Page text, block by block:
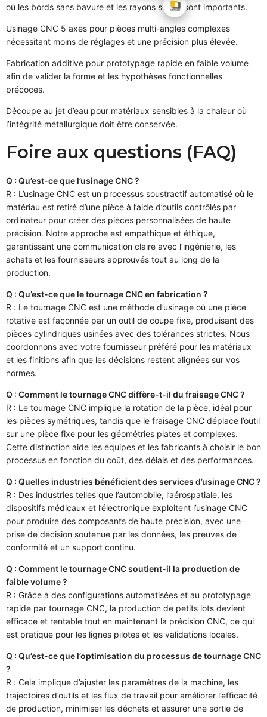
où les bords sans bavure et les rayons serrés sont importants.
Usinage CNC 5 axes pour pièces multi-angles complexes
nécessitant moins de réglages et une précision plus élevée.
Fabrication additive pour prototypage rapide en faible volume
afin de valider la forme et les hypothèses fonctionnelles
précoces.
Découpe au jet d’eau pour matériaux sensibles à la chaleur où
l’intégrité métallurgique doit être conservée.
Foire aux questions (FAQ)
Q : Qu’est-ce que l’usinage CNC ?
R : L’usinage CNC est un processus soustractif automatisé où le
matériau est retiré d’une pièce à l’aide d’outils contrôlés par
ordinateur pour créer des pièces personnalisées de haute
précision. Notre approche est empathique et éthique,
garantissant une communication claire avec l’ingénierie, les
achats et les fournisseurs approuvés tout au long de la
production.
Q : Qu’est-ce que le tournage CNC en fabrication ?
R : Le tournage CNC est une méthode d’usinage où une pièce
rotative est façonnée par un outil de coupe fixe, produisant des
pièces cylindriques usinées avec des tolérances strictes. Nous
coordonnons avec votre fournisseur préféré pour les matériaux
et les finitions afin que les décisions restent alignées sur vos
normes.
Q : Comment le tournage CNC diffère-t-il du fraisage CNC ?
R : Le tournage CNC implique la rotation de la pièce, idéal pour
les pièces symétriques, tandis que le fraisage CNC déplace l’outil
sur une pièce fixe pour les géométries plates et complexes.
Cette distinction aide les équipes et les fabricants à choisir le bon
processus en fonction du coût, des délais et des performances.
Q : Quelles industries bénéficient des services d’usinage CNC ?
R : Des industries telles que l’automobile, l’aérospatiale, les
dispositifs médicaux et l’électronique exploitent l’usinage CNC
pour produire des composants de haute précision, avec une
prise de décision soutenue par les données, les preuves de
conformité et un support continu.
Q : Comment le tournage CNC soutient-il la production de
faible volume ?
R : Grâce à des configurations automatisées et au prototypage
rapide par tournage CNC, la production de petits lots devient
efficace et rentable tout en maintenant la précision CNC, ce qui
est pratique pour les lignes pilotes et les validations locales.
Q : Qu’est-ce que l’optimisation du processus de tournage CNC
?
R : Cela implique d’ajuster les paramètres de la machine, les
trajectoires d’outils et les flux de travail pour améliorer l’efficacité
de production, minimiser les déchets et assurer une sortie de